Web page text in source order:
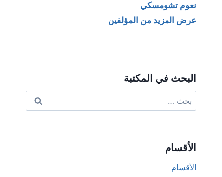
نعوم تشومسكي
عرض المزيد من المؤلفين
البحث في المكتبة
عن:
الأقسام
الأقسام